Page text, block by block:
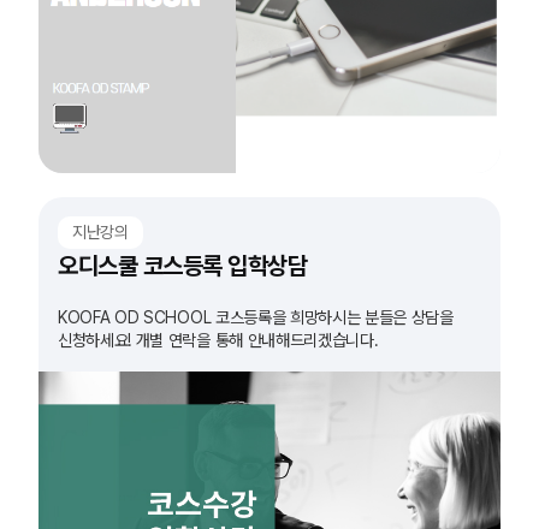
지난강의
오디스쿨 코스등록 입학상담
KOOFA OD SCHOOL 코스등록을 희망하시는 분들은 상담을
신청하세요! 개별 연락을 통해 안내해드리겠습니다.